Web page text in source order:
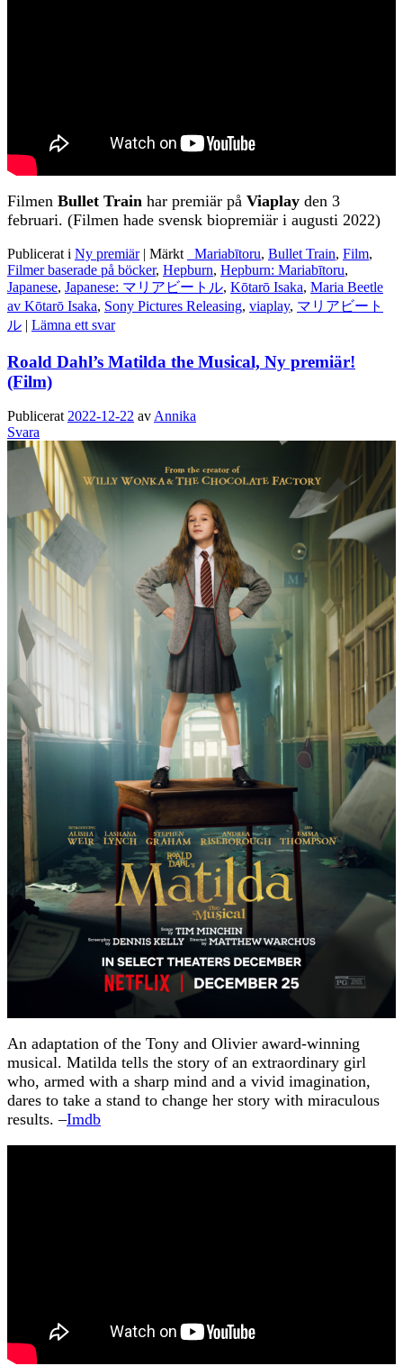
Filmen Bullet Train har premiär på Viaplay den 3
februari. (Filmen hade svensk biopremiär i augusti 2022)
Publicerat i Ny premiär | Märkt _Mariabītoru, Bullet Train, Film,
Filmer baserade på böcker, Hepburn, Hepburn: Mariabītoru,
Japanese, Japanese: マリアビートル, Kōtarō Isaka, Maria Beetle
av Kōtarō Isaka, Sony Pictures Releasing, viaplay, マリアビート
ル | Lämna ett svar
Roald Dahl’s Matilda the Musical, Ny premiär!
(Film)
Publicerat2022-12-22 avAnnika
Svara
An adaptation of the Tony and Olivier award-winning
musical. Matilda tells the story of an extraordinary girl
who, armed with a sharp mind and a vivid imagination,
dares to take a stand to change her story with miraculous
results. –Imdb